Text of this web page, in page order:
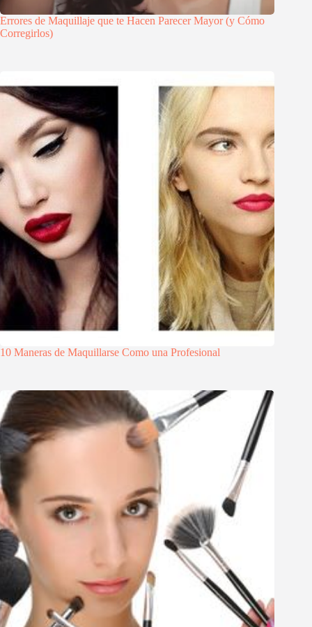
Errores de Maquillaje que te Hacen Parecer Mayor (y Cómo
Corregirlos)
10 Maneras de Maquillarse Como una Profesional